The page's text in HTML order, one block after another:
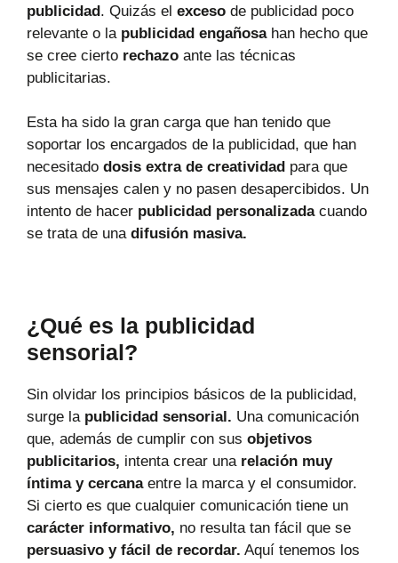
publicidad. Quizás el exceso de publicidad poco
relevante o la publicidad engañosahan hecho que
se cree cierto rechazo ante las técnicas
publicitarias.
Esta ha sido la gran carga que han tenido que
soportar los encargados de la publicidad, que han
necesitado dosis extra de creatividad para que
sus mensajes calen y no pasen desapercibidos. Un
intento de hacer publicidad personalizadacuando
se trata de una difusión masiva.
¿Qué es la publicidad
sensorial?
Sin olvidar los principios básicos de la publicidad,
surge la publicidad sensorial. Una comunicación
que, además de cumplir con sus objetivos
publicitarios, intenta crear una relación muy
íntima y cercanaentre la marca y el consumidor.
Si cierto es que cualquier comunicación tiene un
carácter informativo, no resulta tan fácil que se
persuasivo y fácil de recordar. Aquí tenemos los